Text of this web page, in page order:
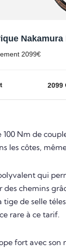
Nakamura
2099€
2099
100 Nm de
les côtes,
qui
des chemins
tige de selle
rare à ce tarif.
fort avec son